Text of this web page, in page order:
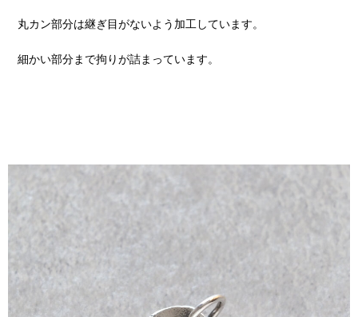
丸カン部分は継ぎ目がないよう加工しています。
細かい部分まで拘りが詰まっています。